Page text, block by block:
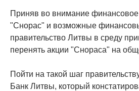
Приняв во внимание
"Снорас" и возможные
правительство Литвы в среду
перенять акции "Снораса" на
Пойти на такой шаг
Банк Литвы, который